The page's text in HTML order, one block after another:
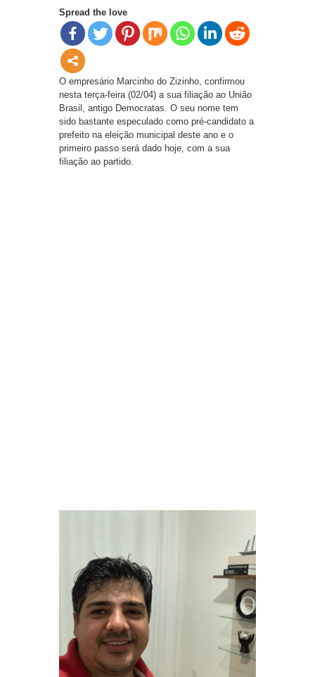
Spread the love
O empresário Marcinho do Zizinho, confirmou
nesta terça-feira (02/04) a sua filiação ao União
Brasil, antigo Democratas. O seu nome tem
sido bastante especulado como pré-candidato a
prefeito na eleição municipal deste ano e o
primeiro passo será dado hoje, com a sua
filiação ao partido.